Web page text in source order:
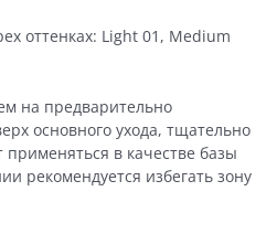
оттенках: Light 01, Medium
на предварительно
основного ухода, тщательно
в качестве базы
рекомендуется избегать зону